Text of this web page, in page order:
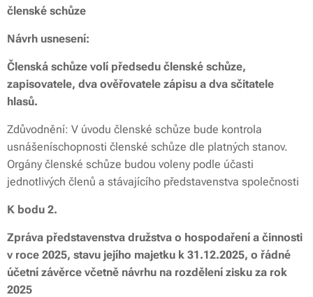
členské schůze
Návrh usnesení:
Členská schůze volí předsedu členské schůze,
zapisovatele, dva ověřovatele zápisu a dva sčitatele
hlasů.
Zdůvodnění: V úvodu členské schůze bude kontrola
usnášeníschopnosti členské schůze dle platných stanov.
Orgány členské schůze budou voleny podle účasti
jednotlivých členů a stávajícího představenstva společnosti
K bodu 2.
Zpráva představenstva družstva o hospodaření a činnosti
v roce 2025, stavu jejího majetku k 31.12.2025, o řádné
účetní závěrce včetně návrhu na rozdělení zisku za rok
2025